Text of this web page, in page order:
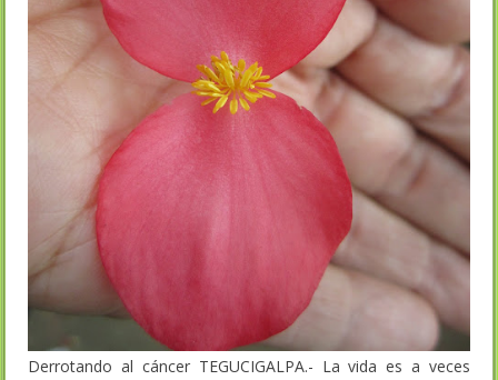
Derrotando al cáncer TEGUCIGALPA.- La vida es a veces